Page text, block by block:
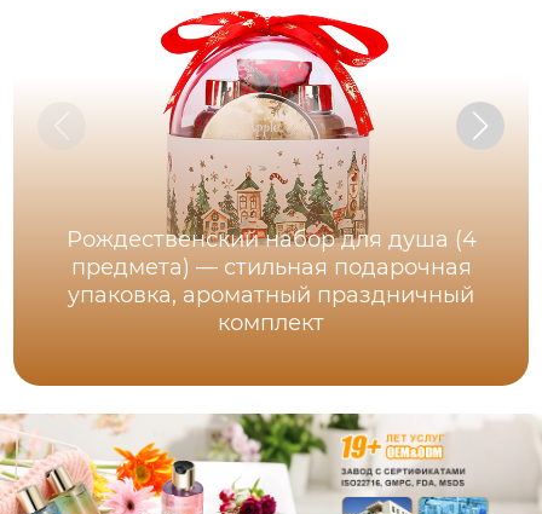
Рождественский набор для душа (4
предмета) — стильная подарочная
упаковка, ароматный праздничный
комплект